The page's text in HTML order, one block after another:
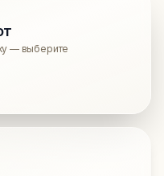
— выберите